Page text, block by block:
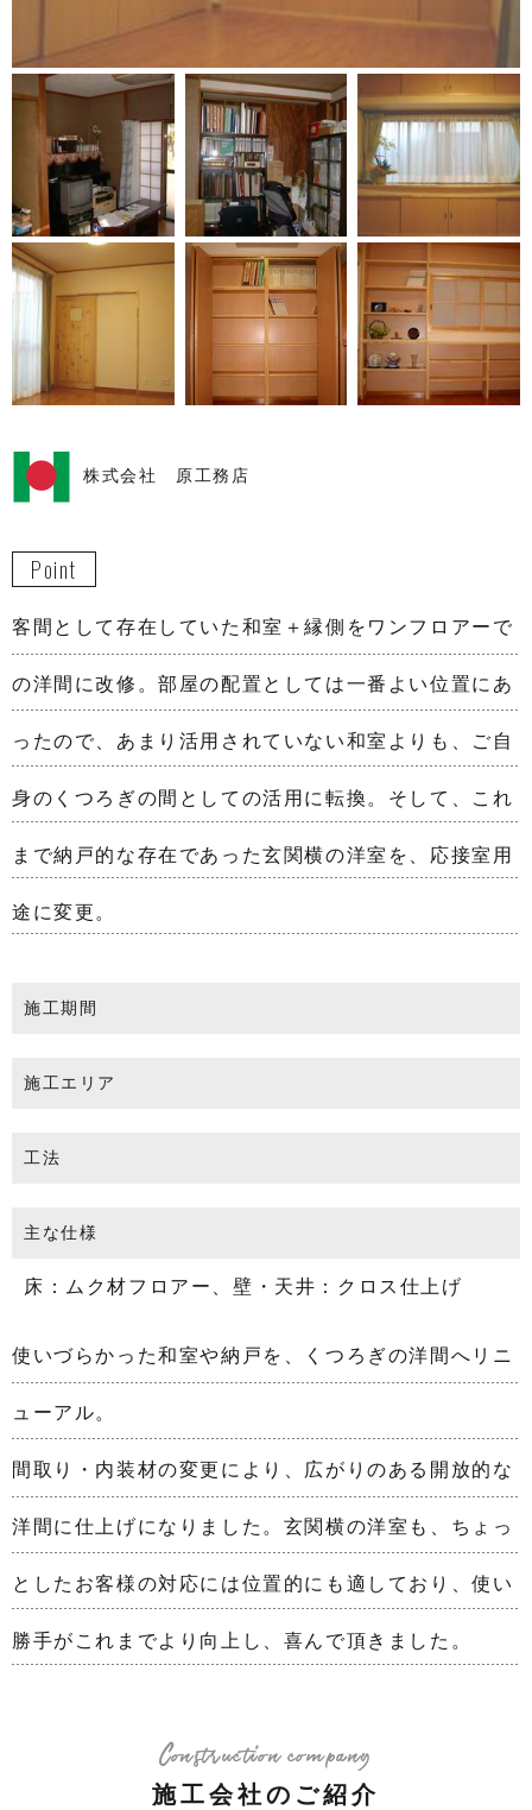
株式会社 原工務店
Point
客間として存在していた和室＋縁側をワンフロアーで
の洋間に改修。部屋の配置としては一番よい位置にあ
ったので、あまり活用されていない和室よりも、ご自
身のくつろぎの間としての活用に転換。そして、これ
まで納戸的な存在であった玄関横の洋室を、応接室用
途に変更。
施工期間
施工エリア
工法
主な仕様
床：ムク材フロアー、壁・天井：クロス仕上げ
使いづらかった和室や納戸を、くつろぎの洋間へリニ
ューアル。
間取り・内装材の変更により、広がりのある開放的な
洋間に仕上げになりました。玄関横の洋室も、ちょっ
としたお客様の対応には位置的にも適しており、使い
勝手がこれまでより向上し、喜んで頂きました。
Construction company
施工会社のご紹介